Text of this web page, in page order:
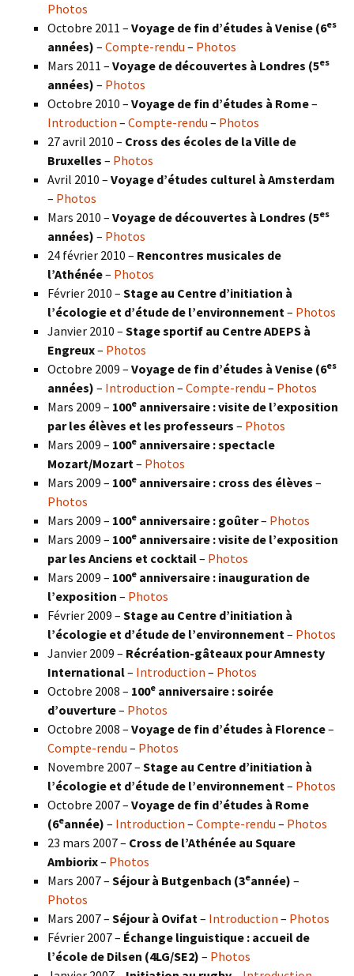
Photos
Octobre 2011 – Voyage de fin d’études à Venise (6es
années) – Compte-rendu – Photos
Mars 2011 – Voyage de découvertes à Londres (5es
années) – Photos
Octobre 2010 – Voyage de fin d’études à Rome–
Introduction – Compte-rendu – Photos
27 avril 2010 – Cross des écoles de la Ville de
Bruxelles – Photos
Avril 2010 – Voyage d’études culturel à Amsterdam
– Photos
Mars 2010 – Voyage de découvertes à Londres (5es
années) – Photos
24 février 2010 – Rencontres musicales de
l’Athénée– Photos
Février 2010 – Stage au Centre d’initiation à
l’écologie et d’étude de l’environnement– Photos
Janvier 2010 – Stage sportif au Centre ADEPS à
Engreux– Photos
Octobre 2009 – Voyage de fin d’études à Venise (6es
années) – Introduction – Compte-rendu – Photos
Mars 2009 – 100e anniversaire : visite de l’exposition
par les élèves et les professeurs – Photos
Mars 2009 – 100e anniversaire : spectacle
Mozart/Mozart– Photos
Mars 2009 – 100e anniversaire : cross des élèves –
Photos
Mars 2009 – 100e anniversaire : goûter– Photos
Mars 2009 – 100e anniversaire : visite de l’exposition
par les Anciens et cocktail– Photos
Mars 2009 – 100e anniversaire : inauguration de
l’exposition – Photos
Février 2009 – Stage au Centre d’initiation à
l’écologie et d’étude de l’environnement– Photos
Janvier 2009 – Récréation-gâteaux pour Amnesty
International– Introduction – Photos
Octobre 2008 – 100e anniversaire : soirée
d’ouverture– Photos
Octobre 2008 – Voyage de fin d’études à Florence–
Compte-rendu – Photos
Novembre 2007 – Stage au Centre d’initiation à
l’écologie et d’étude de l’environnement– Photos
Octobre 2007 – Voyage de fin d’études à Rome
(6eannée) – Introduction – Compte-rendu – Photos
23 mars 2007 – Cross de l’Athénée au Square
Ambiorix– Photos
Mars 2007 – Séjour à Butgenbach (3eannée) –
Photos
Mars 2007 – Séjour à Ovifat– Introduction – Photos
Février 2007 – Échange linguistique : accueil de
l’école de Dilsen (4LG/SE2) – Photos